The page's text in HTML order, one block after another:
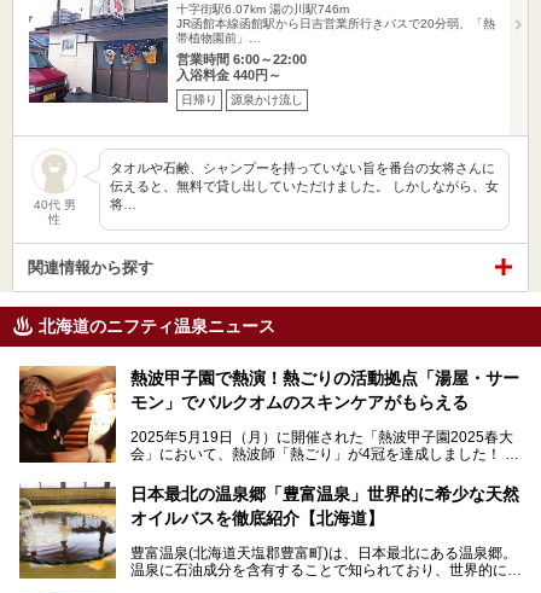
十字街駅6.07km 湯の川駅746m
JR函館本線函館駅から日吉営業所行きバスで20分弱、「熱
帯植物園前」…
営業時間 6:00～22:00
入浴料金 440円～
日帰り 源泉かけ流し
40代 男
性
タオルや石鹸、シャンプーを持っていない旨を番台の女将さんに
伝えると、無料で貸し出していただけました。 しかしながら、女
将…
関連情報から探す
北海道のニフティ温泉ニュース
熱波甲子園で熱演！熱ごりの活動拠点「湯屋・サー
モン」でバルクオムのスキンケアがもらえる
2025年5月19日（月）に開催された「熱波甲子園2025春大
会」において、熱波師「熱ごり」が4冠を達成しました！
動拠点である北海道の銭湯「湯屋・サーモン」にて、メンズ
スキンケアブランド バルクオムの「ONE DAY KIT」を数量
限定でプレゼントいたします。
で、ぜひお試しください。※6月13日配布開始、なくなり次
第終了
日本最北の温泉郷「豊富温泉」世界的に希少な天然
オイルバスを徹底紹介【北海道】
豊富温泉(北海道天塩郡豊富町)は、日本最北にある温泉郷。
温泉に石油成分を含有することで知られており、世界的にも